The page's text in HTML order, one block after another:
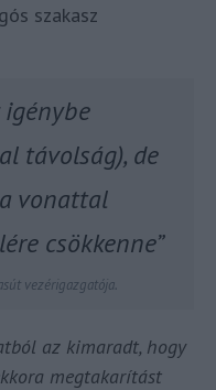
szakasz
igénybe
távolság), de
vonattal
csökkenne”
vezérigazgatója.
az kimaradt, hogy
megtakarítást